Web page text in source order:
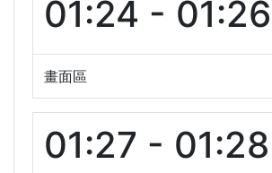
01:24 - 01:26
畫面區
01:27 - 01:28